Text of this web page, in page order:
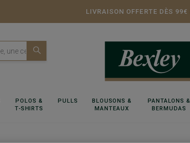
LIVRAISON OFFERTE DÈS
POLOS &
T-SHIRTS
PULLS
BLOUSONS &
MANTEAUX
PANTALONS &
BERMUDAS